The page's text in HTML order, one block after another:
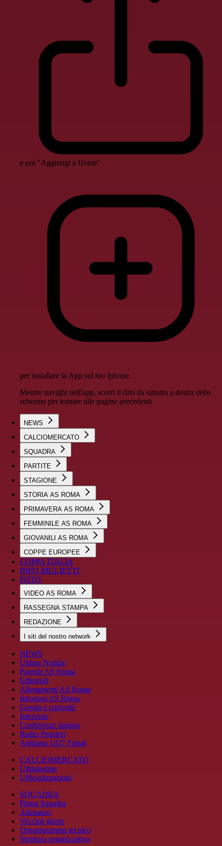
e poi "Aggiungi a Home"
per installare la App sul tuo Iphone.
Mentre navighi nell'app, scorri il dito da sinistra a destra dello
schermo per tornare alle pagine precedenti
NEWS
CALCIOMERCATO
SQUADRA
PARTITE
STAGIONE
STORIA AS ROMA
PRIMAVERA AS ROMA
FEMMINILE AS ROMA
GIOVANILI AS ROMA
COPPE EUROPEE
COPPA ITALIA
INFO BIGLIETTI
FOTO
VIDEO AS ROMA
RASSEGNA STAMPA
REDAZIONE
I siti del nostro network
NEWS
Ultime Notizie
Pagelle AS Roma
Editoriali
Allenamenti AS Roma
Infortuni AS Roma
Gossip e curiosità
Interviste
Conferenze stampa
Radio Pensieri
AsRoma 1927 Futsal
CALCIOMERCATO
Ultimissime
Ufficializzazioni
SQUADRA
Prima Squadra
Allenatori
Vecchie glorie
Organigramma tecnico
Struttura organizzativa